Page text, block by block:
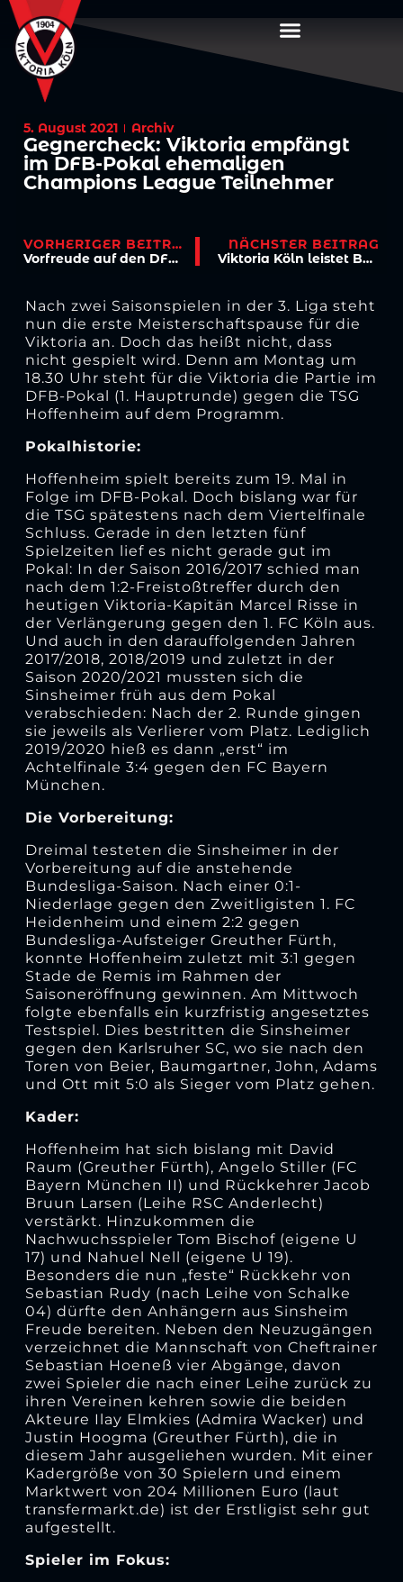
5. August 2021 Archiv
Gegnercheck: Viktoria empfängt
im DFB-Pokal ehemaligen
Champions League Teilnehmer
VORHERIGER BEITRAG
Vorfreude auf den DFB-Pokal
NÄCHSTER BEITRAG
Viktoria Köln leistet Beitrag gegen fortschreitende Impfmüdigkeit
Nach zwei Saisonspielen in der 3. Liga steht
nun die erste Meisterschaftspause für die
Viktoria an. Doch das heißt nicht, dass
nicht gespielt wird. Denn am Montag um
18.30 Uhr steht für die Viktoria die Partie im
DFB-Pokal (1. Hauptrunde) gegen die TSG
Hoffenheim auf dem Programm.
Pokalhistorie:
Hoffenheim spielt bereits zum 19. Mal in
Folge im DFB-Pokal. Doch bislang war für
die TSG spätestens nach dem Viertelfinale
Schluss. Gerade in den letzten fünf
Spielzeiten lief es nicht gerade gut im
Pokal: In der Saison 2016/2017 schied man
nach dem 1:2-Freistoßtreffer durch den
heutigen Viktoria-Kapitän Marcel Risse in
der Verlängerung gegen den 1. FC Köln aus.
Und auch in den darauffolgenden Jahren
2017/2018, 2018/2019 und zuletzt in der
Saison 2020/2021 mussten sich die
Sinsheimer früh aus dem Pokal
verabschieden: Nach der 2. Runde gingen
sie jeweils als Verlierer vom Platz. Lediglich
2019/2020 hieß es dann „erst“ im
Achtelfinale 3:4 gegen den FC Bayern
München.
Die Vorbereitung:
Dreimal testeten die Sinsheimer in der
Vorbereitung auf die anstehende
Bundesliga-Saison. Nach einer 0:1-
Niederlage gegen den Zweitligisten 1. FC
Heidenheim und einem 2:2 gegen
Bundesliga-Aufsteiger Greuther Fürth,
konnte Hoffenheim zuletzt mit 3:1 gegen
Stade de Remis im Rahmen der
Saisoneröffnung gewinnen. Am Mittwoch
folgte ebenfalls ein kurzfristig angesetztes
Testspiel. Dies bestritten die Sinsheimer
gegen den Karlsruher SC, wo sie nach den
Toren von Beier, Baumgartner, John, Adams
und Ott mit 5:0 als Sieger vom Platz gehen.
Kader:
Hoffenheim hat sich bislang mit David
Raum (Greuther Fürth), Angelo Stiller (FC
Bayern München II) und Rückkehrer Jacob
Bruun Larsen (Leihe RSC Anderlecht)
verstärkt. Hinzukommen die
Nachwuchsspieler Tom Bischof (eigene U
17) und Nahuel Nell (eigene U 19).
Besonders die nun „feste“ Rückkehr von
Sebastian Rudy (nach Leihe von Schalke
04) dürfte den Anhängern aus Sinsheim
Freude bereiten. Neben den Neuzugängen
verzeichnet die Mannschaft von Cheftrainer
Sebastian Hoeneß vier Abgänge, davon
zwei Spieler die nach einer Leihe zurück zu
ihren Vereinen kehren sowie die beiden
Akteure Ilay Elmkies (Admira Wacker) und
Justin Hoogma (Greuther Fürth), die in
diesem Jahr ausgeliehen wurden. Mit einer
Kadergröße von 30 Spielern und einem
Marktwert von 204 Millionen Euro (laut
transfermarkt.de) ist der Erstligist sehr gut
aufgestellt.
Spieler im Fokus: